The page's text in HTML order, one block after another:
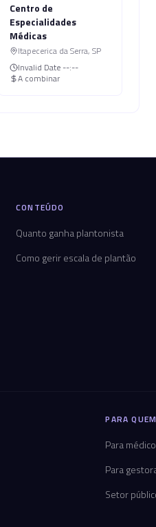
Centro de
Especialidades
Médicas
Itapecerica da Serra, SP
Invalid Date --:--
A combinar
CONTEÚDO
Quanto ganha plantonista
Como gerir escala de plantão
PARA
Para
Para
Setor